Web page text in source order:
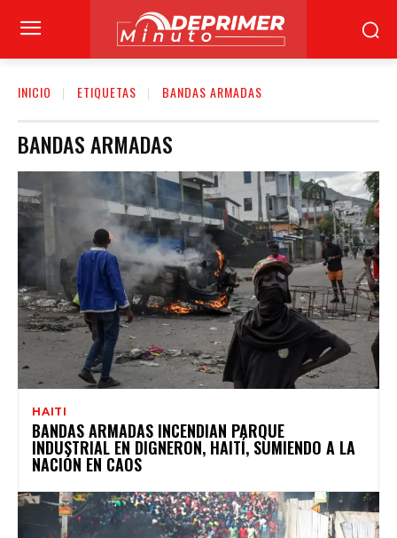
INICIO ETIQUETAS BANDAS ARMADAS
BANDAS ARMADAS
HAITI
BANDAS ARMADAS INCENDIAN PARQUE
INDUSTRIAL EN DIGNERON, HAITÍ, SUMIENDO A LA
NACIÓN EN CAOS